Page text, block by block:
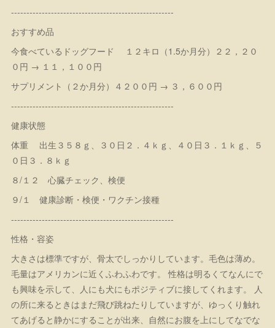
-----------------------------------------------------
おすすめ品
今食べているドッグフード １２キロ（1.5か月分）２２，２０
０円 → １１，１００円
サプリメント（２か月分）４２００円 → ３，６００円
-----------------------------------------------------
健康状態
体重 出生３５８ｇ、３０日２．４ｋｇ、４０日３．１ｋｇ、５
０日３．８ｋｇ
８/１２ 心臓チェック、検便
９/１ 健康診断・検便・ワクチン接種
-----------------------------------------------------
性格・容姿
大きさは標準ですが、骨太でしっかりしています。毛色は薄め。
毛量はアメリカンに近くふわふわです。 性格は明るくてなんにで
も興味を示して、人にも犬にもポジティブに接してくれます。 人
の所に来るときはまだ飛び跳ねたりしていますが、ゆっくり触れ
てあげると静かにすることが出来、自然にお腹を上にしてなでな